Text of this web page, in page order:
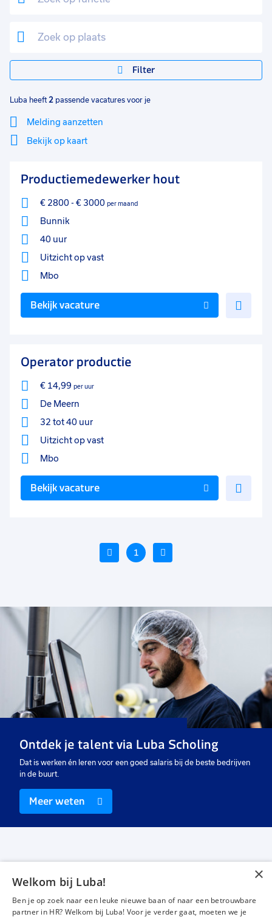
Filter
Luba heeft 2 passende vacatures voor je
Melding aanzetten
Bekijk op kaart
Filter
Sluiten
Productiemedewerker hout
€ 2800- € 3000 per maand
Bunnik
40 uur
Uitzicht op vast
Mbo
Bekijk vacature
Operator productie
€ 14,99 per uur
De Meern
32 tot 40 uur
Uitzicht op vast
Mbo
Bekijk vacature
Vorige
1
Voeg
toe
aan
favorieten
Productiemedewerker hout
40 uur
Uitzicht op vast
Operator productie
32 tot 40 uur
Uitzicht op vast
Ontdek je talent via Luba Scholing
Dat is werken én leren voor een goed salaris bij de beste bedrijven
in de buurt.
Meer weten
Werken bij Luba
Voor werkgevers
×
Welkom bij Luba!
Ben je op zoek naar een leuke nieuwe baan of naar een betrouwbare
partner in HR? Welkom bij Luba! Voor je verder gaat, moeten we je